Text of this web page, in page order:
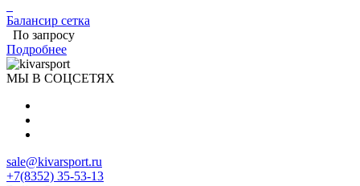
Балансир сетка
По запросу
Подробнее
МЫ В СОЦСЕТЯХ
sale@kivarsport.ru
+7(8352) 35-53-13